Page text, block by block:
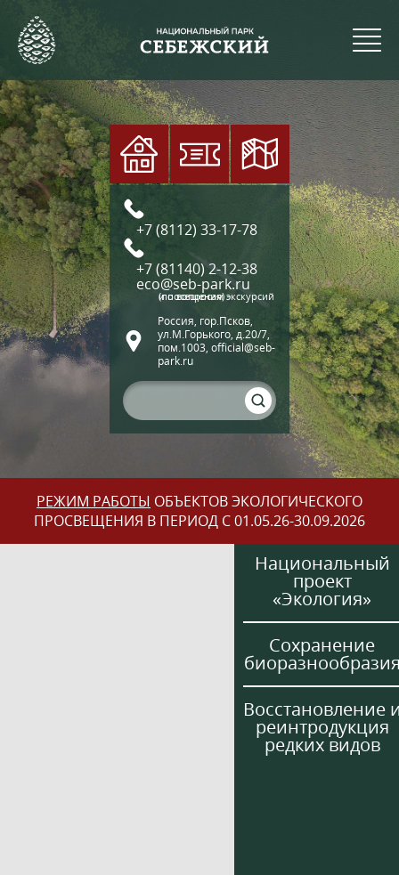
+7 (8112) 33-17-78
+7 (81140) 2-12-38
eco@seb-park.ru
(по вопросам экскурсий и посещения)
Россия, гор.Псков,
ул.М.Горького, д.20/7,
пом.1003, official@seb-
park.ru
РЕЖИМ РАБОТЫ ОБЪЕКТОВ ЭКОЛОГИЧЕСКОГО
ПРОСВЕЩЕНИЯ В ПЕРИОД С 01.05.26-30.09.2026
Национальный
проект
«Экология»
Сохранение
Восстановление
реинтродукция
редких видов